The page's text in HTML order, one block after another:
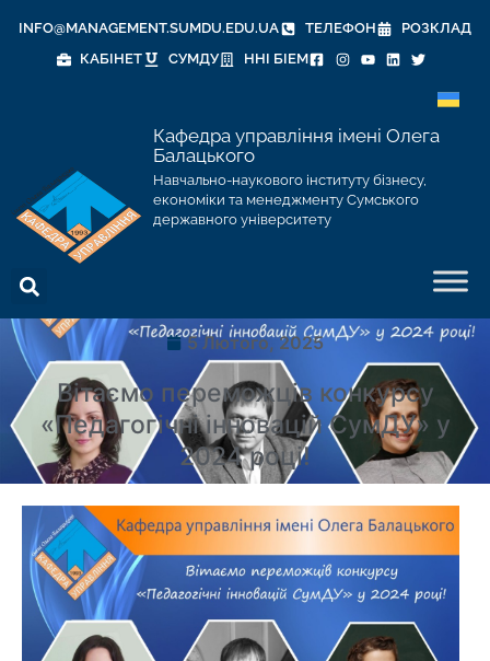
INFO@MANAGEMENT.SUMDU.EDU.UA ТЕЛЕФОН
РОЗКЛАД
КАБІНЕТ
СУМДУ ННІ БІЕМ
Кафедра управління імені Олега
Балацького
Навчально-наукового інституту бізнесу,
економіки та менеджменту Сумського
державного університету
5 Лютого, 2025
Вітаємо переможців конкурсу
«Педагогічні інновацій СумДУ» у
2024 році!